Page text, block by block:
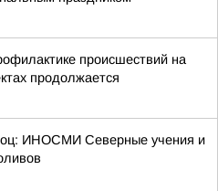
происшествий на
продолжается
ИНОСМИ Северные учения и